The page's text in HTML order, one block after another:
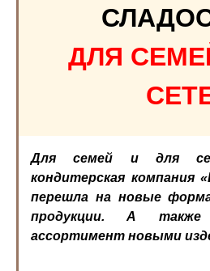
ДЛЯ
Для семей и для
кондитерская компания
перешла на новые
продукции. А также
ассортимент новыми